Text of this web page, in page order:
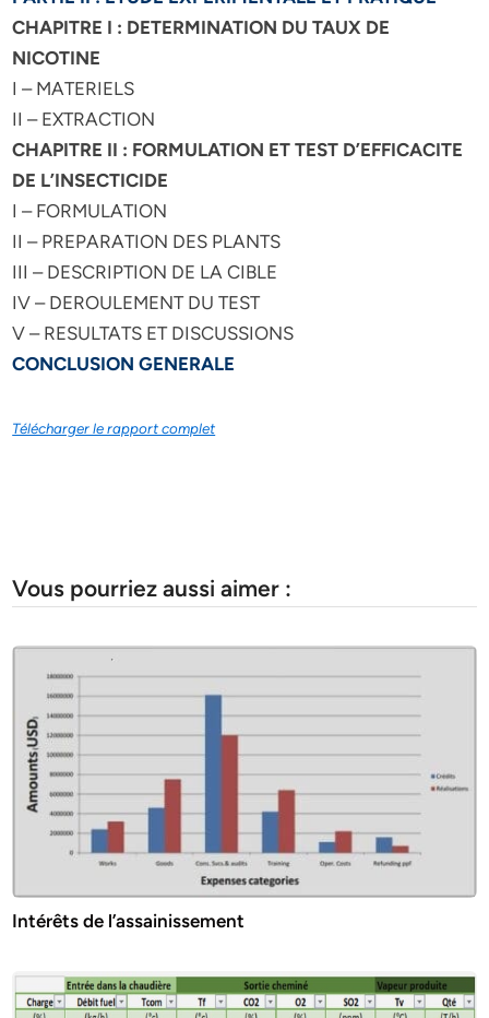
CHAPITRE I : DETERMINATION DU TAUX DE
NICOTINE
I – MATERIELS
II – EXTRACTION
CHAPITRE II : FORMULATION ET TEST D’EFFICACITE
DE L’INSECTICIDE
I – FORMULATION
II – PREPARATION DES PLANTS
III – DESCRIPTION DE LA CIBLE
IV – DEROULEMENT DU TEST
V – RESULTATS ET DISCUSSIONS
CONCLUSION GENERALE
Télécharger le rapport complet
Vous pourriez aussi aimer :
Intérêts de l’assainissement